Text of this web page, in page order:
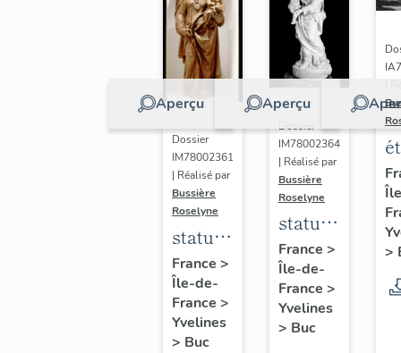
Aperçu
Dossier
IM78002361
| Réalisé par
Bussière
Roselyne
statue :
Vierge
à
l'Enfant
(n°2)
France >
Île-de-
France >
Yvelines
> Buc
Aperçu
Dossier
IM78002364
| Réalisé par
Bussière
Roselyne
statue :
Vierge
à
l'Enfant
(n°1)
France >
Île-de-
France >
Yvelines
> Buc
>